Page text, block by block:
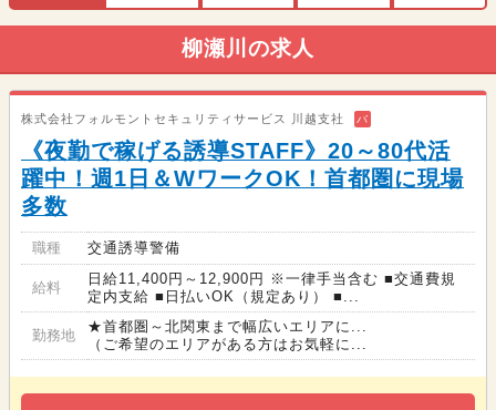
柳瀬川の求人
株式会社フォルモントセキュリティサービス 川越支社 バ
《夜勤で稼げる誘導STAFF》20～80代活
躍中！週1日＆WワークOK！首都圏に現場
多数
職種 交通誘導警備
給料
日給11,400円～12,900円 ※一律手当含む ■交通費規
定内支給 ■日払いOK（規定あり） ■...
勤務地
★首都圏～北関東まで幅広いエリアに...
（ご希望のエリアがある方はお気軽に...